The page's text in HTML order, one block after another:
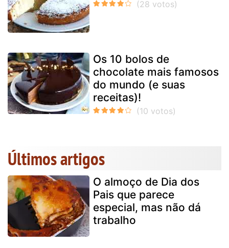
Os 10 bolos de
chocolate mais famosos
do mundo (e suas
receitas)!
Últimos artigos
O almoço de Dia dos
Pais que parece
especial, mas não dá
trabalho